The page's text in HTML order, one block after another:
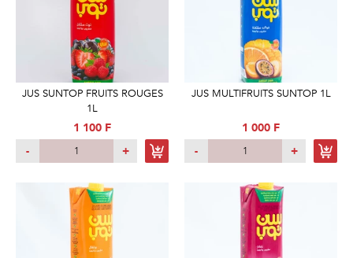
JUS SUNTOP FRUITS ROUGES
1L
1 100 F
-
+
JUS MULTIFRUITS SUNTOP 1L
1 000 F
-
+